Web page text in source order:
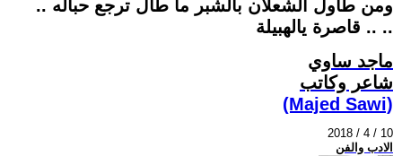
ومن طاول الشعلان بالشبر ما طال ترجع حباله ..
.. .. قاصرة يالهبيلة
ماجد ساوي
شاعر وكاتب
(Majed Sawi)
2018 / 4 / 10
الادب والفن